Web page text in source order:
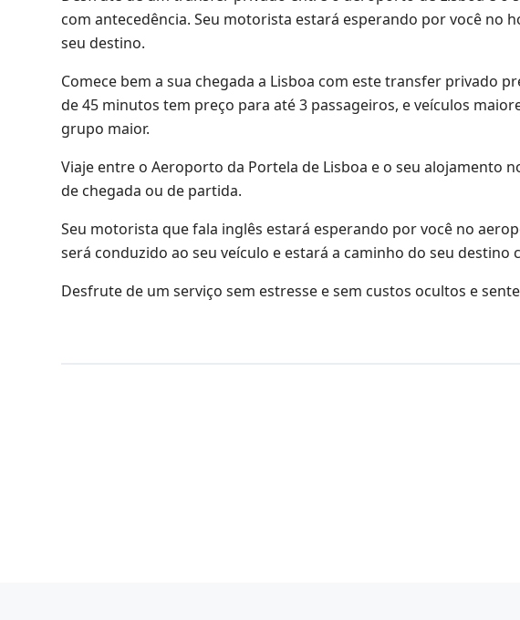
com antecedência. Seu motorista estará esperando por você no
seu destino.
Comece bem a sua chegada a Lisboa com este transfer privado
de 45 minutos tem preço para até 3 passageiros, e veículos
grupo maior.
Viaje entre o Aeroporto da Portela de Lisboa e o seu alojamento
de chegada ou de partida.
Seu motorista que fala inglês estará esperando por você no
será conduzido ao seu veículo e estará a caminho do seu destino
Desfrute de um serviço sem estresse e sem custos ocultos e